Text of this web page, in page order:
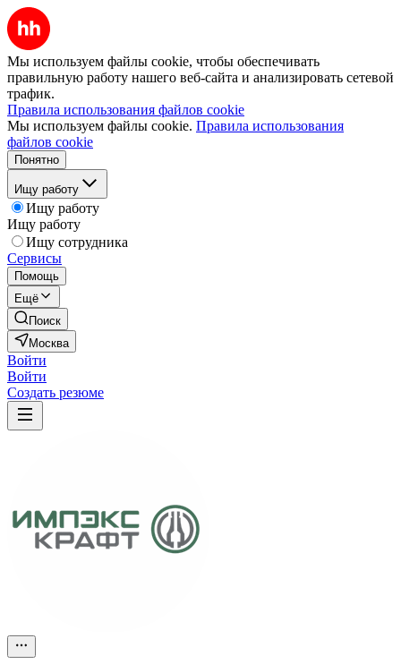
Мы используем файлы cookie, чтобы обеспечивать
правильную работу нашего веб-сайта и анализировать сетевой
трафик.
Правила использования файлов cookie
Мы используем файлы cookie. Правила использования
файлов cookie
Понятно
Ищу работу
Ищу работу
Ищу работу
Ищу сотрудника
Сервисы
Помощь
Ещё
Поиск
Москва
Войти
Войти
Создать резюме